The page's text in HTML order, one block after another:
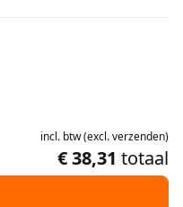
incl. btw(excl.verzenden)
€ 38,31 totaal